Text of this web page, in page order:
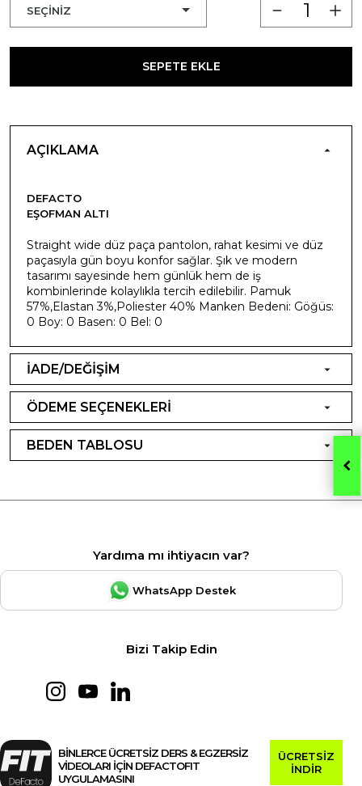
SEPETE EKLE
AÇIKLAMA
DEFACTO
EŞOFMAN ALTI
Straight wide düz paça pantolon, rahat kesimi ve düz
paçasıyla gün boyu konfor sağlar. Şık ve modern
tasarımı sayesinde hem günlük hem de iş
kombinlerinde kolaylıkla tercih edilebilir. Pamuk
57%,Elastan 3%,Poliester 40% Manken Bedeni: Göğüs:
0 Boy: 0 Basen: 0 Bel: 0
İADE/DEĞİŞİM
ÖDEME SEÇENEKLERİ
BEDEN TABLOSU
Yardıma mı ihtiyacın var?
WhatsApp Destek
Bizi Takip Edin
BİNLERCE ÜCRETSİZ DERS & EGZERSİZ
VİDEOLARI İÇİN DEFACTOFIT
UYGULAMASINI
ÜCRETSİZ
İNDİR